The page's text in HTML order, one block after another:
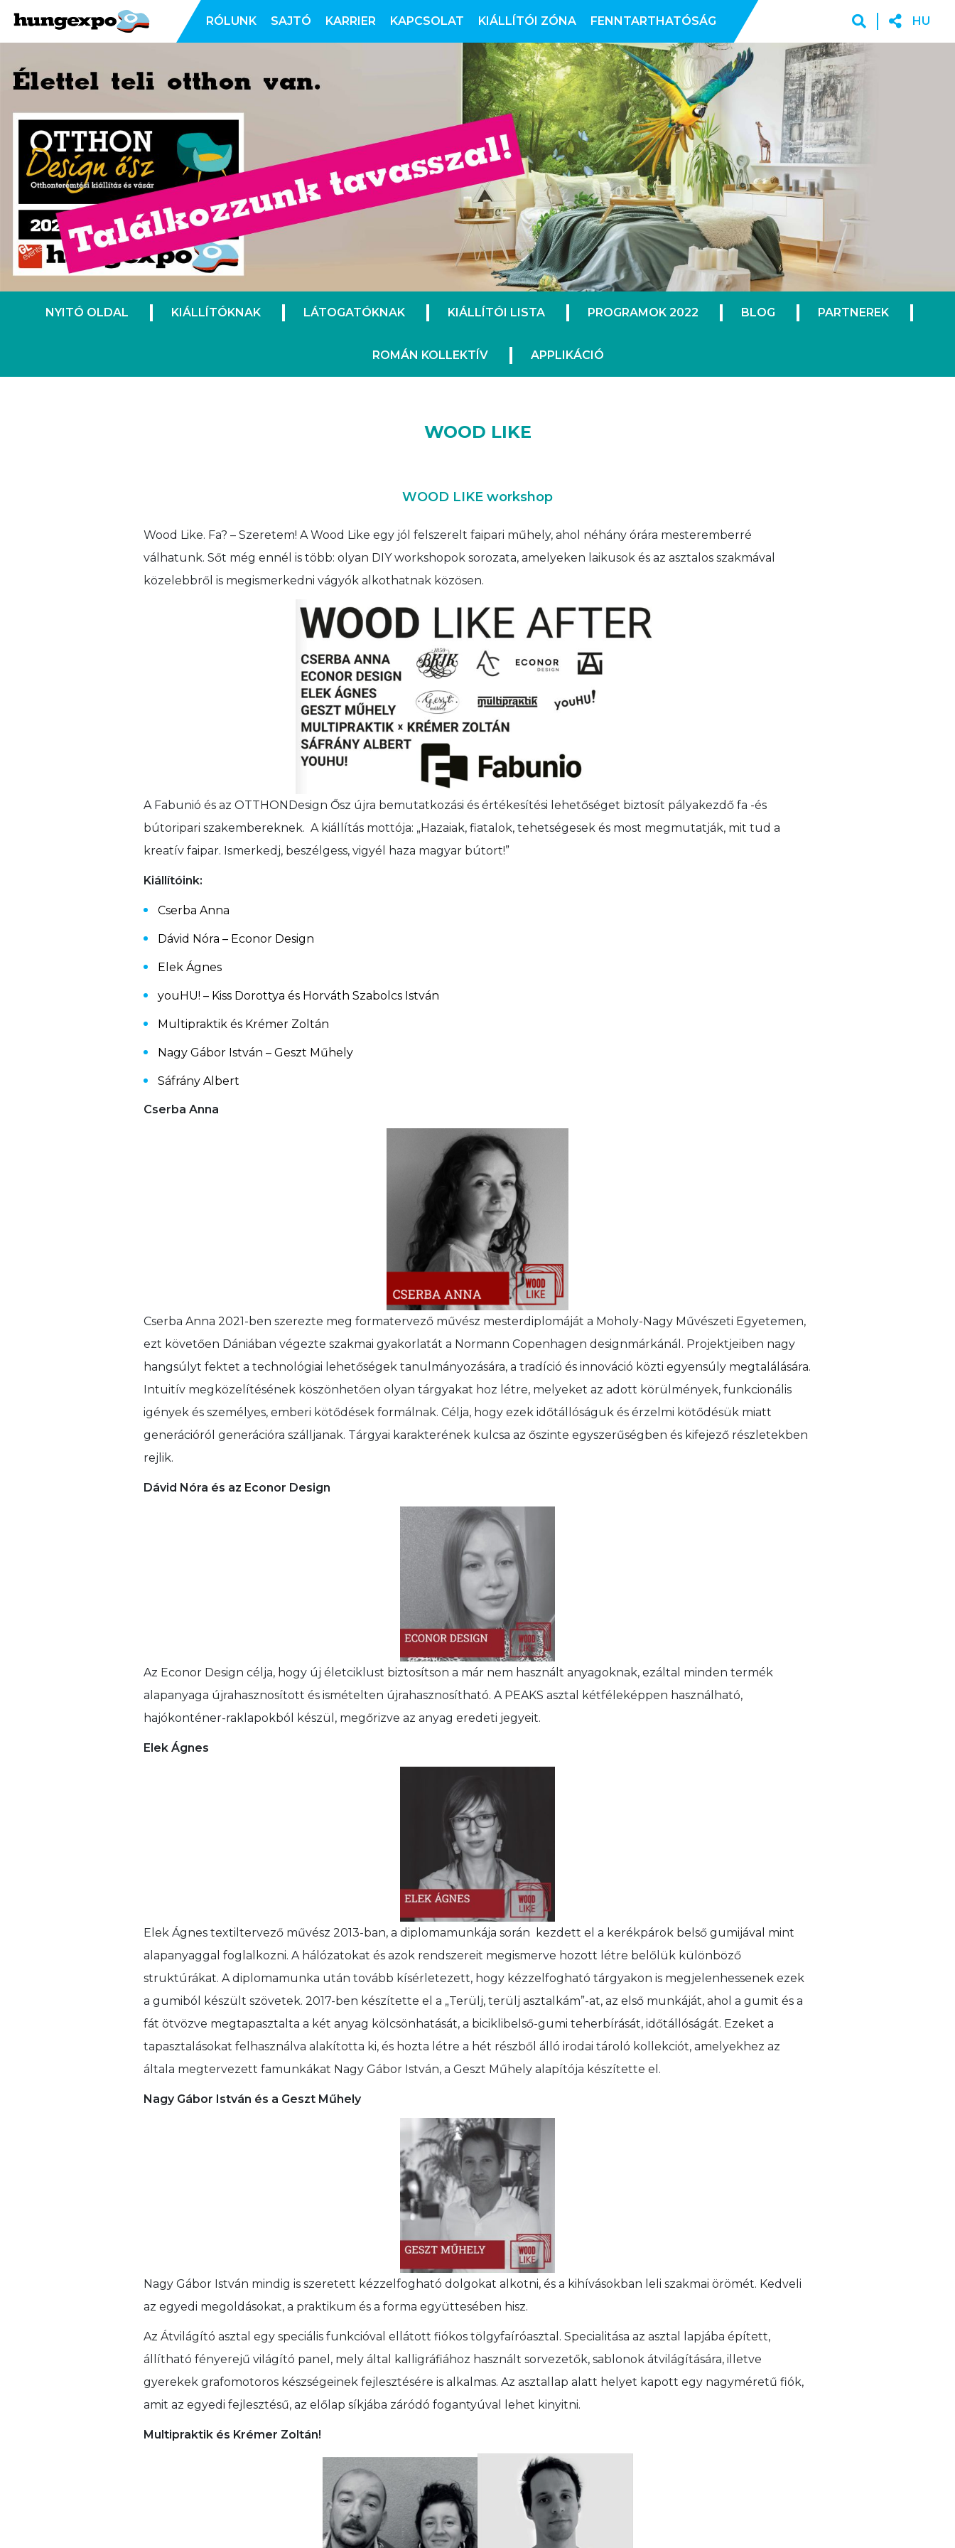
RÓLUNK SAJTÓ KARRIER KAPCSOLAT KIÁLLÍTÓI ZÓNA FENNTARTHATÓSÁG HU
NYITÓ OLDAL KIÁLLÍTÓKNAK LÁTOGATÓKNAK KIÁLLÍTÓI LISTA PROGRAMOK 2022 BLOG PARTNEREK
ROMÁN KOLLEKTÍV APPLIKÁCIÓ
WOOD LIKE
WOOD LIKE workshop
Wood Like. Fa? – Szeretem! A Wood Like egy jól felszerelt faipari műhely, ahol néhány órára mesteremberré
válhatunk. Sőt még ennél is több: olyan DIY workshopok sorozata, amelyeken laikusok és az asztalos szakmával
közelebbről is megismerkedni vágyók alkothatnak közösen.
A Fabunió és az OTTHONDesign Ősz újra bemutatkozási és értékesítési lehetőséget biztosít pályakezdő fa -és
bútoripari szakembereknek. A kiállítás mottója: „Hazaiak, fiatalok, tehetségesek és most megmutatják, mit tud a
kreatív faipar. Ismerkedj, beszélgess, vigyél haza magyar bútort!”
Kiállítóink:
Cserba Anna
Dávid Nóra – Econor Design
Elek Ágnes
youHU! – Kiss Dorottya és Horváth Szabolcs István
Multipraktik és Krémer Zoltán
Nagy Gábor István – Geszt Műhely
Sáfrány Albert
Cserba Anna
Cserba Anna 2021-ben szerezte meg formatervező művész mesterdiplomáját a Moholy-Nagy Művészeti Egyetemen,
ezt követően Dániában végezte szakmai gyakorlatát a Normann Copenhagen designmárkánál. Projektjeiben nagy
hangsúlyt fektet a technológiai lehetőségek tanulmányozására, a tradíció és innováció közti egyensúly megtalálására.
Intuitív megközelítésének köszönhetően olyan tárgyakat hoz létre, melyeket az adott körülmények, funkcionális
igények és személyes, emberi kötődések formálnak. Célja, hogy ezek időtállóságuk és érzelmi kötődésük miatt
generációról generációra szálljanak. Tárgyai karakterének kulcsa az őszinte egyszerűségben és kifejező részletekben
rejlik.
Dávid Nóra és az Econor Design
Az Econor Design célja, hogy új életciklust biztosítson a már nem használt anyagoknak, ezáltal minden termék
alapanyaga újrahasznosított és ismételten újrahasznosítható. A PEAKS asztal kétféleképpen használható,
hajókonténer-raklapokból készül, megőrizve az anyag eredeti jegyeit.
Elek Ágnes
Elek Ágnes textiltervező művész 2013-ban, a diplomamunkája során kezdett el a kerékpárok belső gumijával mint
alapanyaggal foglalkozni. A hálózatokat és azok rendszereit megismerve hozott létre belőlük különböző
struktúrákat. A diplomamunka után tovább kísérletezett, hogy kézzelfogható tárgyakon is megjelenhessenek ezek
a gumiból készült szövetek. 2017-ben készítette el a „Terülj, terülj asztalkám”-at, az első munkáját, ahol a gumit és a
fát ötvözve megtapasztalta a két anyag kölcsönhatását, a biciklibelső-gumi teherbírását, időtállóságát. Ezeket a
tapasztalásokat felhasználva alakította ki, és hozta létre a hét részből álló irodai tároló kollekciót, amelyekhez az
általa megtervezett famunkákat Nagy Gábor István, a Geszt Műhely alapítója készítette el.
Nagy Gábor István és a Geszt Műhely
Nagy Gábor István mindig is szeretett kézzelfogható dolgokat alkotni, és a kihívásokban leli szakmai örömét. Kedveli
az egyedi megoldásokat, a praktikum és a forma együttesében hisz.
Az Átvilágító asztal egy speciális funkcióval ellátott fiókos tölgyfaíróasztal. Specialitása az asztal lapjába épített,
állítható fényerejű világító panel, mely által kalligráfiához használt sorvezetők, sablonok átvilágítására, illetve
gyerekek grafomotoros készségeinek fejlesztésére is alkalmas. Az asztallap alatt helyet kapott egy nagyméretű fiók,
amit az egyedi fejlesztésű, az előlap síkjába záródó fogantyúval lehet kinyitni.
Multipraktik és Krémer Zoltán!